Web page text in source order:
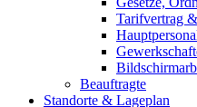
Tarifvertrag
Beauftragte
Standorte & Lageplan